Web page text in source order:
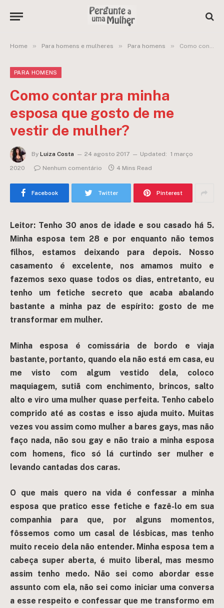
Home » Para homens e mulheres » Para homens » Como contar pra minha esposa que gosto de me vestir de mulher?
PARA HOMENS
Como contar pra minha
esposa que gosto de me
vestir de mulher?
By Luiza Costa 24 agosto 2017 Updated: 1 março
2020
Nenhum comentário 4 Mins Read
Facebook Twitter Pinterest
Leitor: Tenho 30 anos de idade e sou casado há 5.
Minha esposa tem 28 e por enquanto não temos
filhos, estamos deixando para depois. Nosso
casamento é excelente, nos amamos muito e
fazemos sexo quase todos os dias, entretanto, eu
tenho um fetiche secreto que acaba abalando
bastante a minha paz de espírito: gosto de me
transformar em mulher.
Minha esposa é comissária de bordo e viaja
bastante, portanto, quando ela não está em casa, eu
me visto com algum vestido dela, coloco
maquiagem, sutiã com enchimento, brincos, salto
alto e viro uma mulher quase perfeita. Tenho cabelo
comprido até as costas e isso ajuda muito. Muitas
vezes vou assim como mulher a bares gays, mas não
faço nada, não sou gay e não traio a minha esposa
com homens, fico só lá curtindo ser mulher e
levando cantadas dos caras.
O que mais quero na vida é confessar a minha
esposa que pratico esse fetiche e fazê-lo em sua
companhia para que, por alguns momentos,
fôssemos como um casal de lésbicas, mas tenho
muito receio dela não entender. Minha esposa tem a
cabeça super aberta, é muito liberal, mas mesmo
assim tenho medo. Não sei como abordar esse
assunto com ela, não sei como iniciar uma conversa
a esse respeito e confessar que me transformo em